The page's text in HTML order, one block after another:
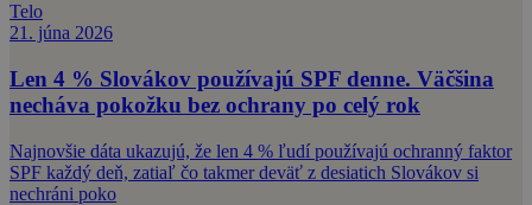
Telo
21. júna 2026
Len 4 % Slovákov používajú SPF denne. Väčšina
necháva pokožku bez ochrany po celý rok
Najnovšie dáta ukazujú, že len 4 % ľudí používajú ochranný faktor
SPF každý deň, zatiaľ čo takmer deväť z desiatich Slovákov si
nechráni poko